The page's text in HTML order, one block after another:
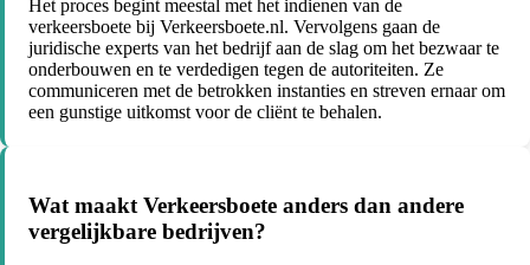
Het proces begint meestal met het indienen van de
verkeersboete bij Verkeersboete.nl. Vervolgens gaan de
juridische experts van het bedrijf aan de slag om het bezwaar te
onderbouwen en te verdedigen tegen de autoriteiten. Ze
communiceren met de betrokken instanties en streven ernaar om
een gunstige uitkomst voor de cliënt te behalen.
Wat maakt Verkeersboete anders dan andere
vergelijkbare bedrijven?